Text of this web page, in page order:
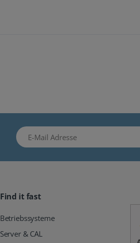
E-Mail Adresse
Find it fast
Betriebssysteme
Server & CAL